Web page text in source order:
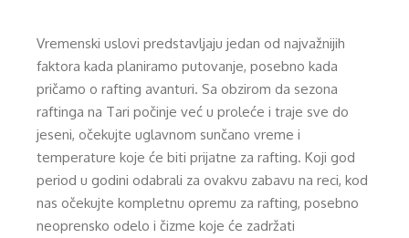
Vremenski uslovi predstavljaju jedan od najvažnijih
faktora kada planiramo putovanje, posebno kada
pričamo o rafting avanturi. Sa obzirom da sezona
raftinga na Tari počinje već u proleće i traje sve do
jeseni, očekujte uglavnom sunčano vreme i
temperature koje će biti prijatne za rafting. Koji god
period u godini odabrali za ovakvu zabavu na reci, kod
nas očekujte kompletnu opremu za rafting, posebno
neoprensko odelo i čizme koje će zadržati